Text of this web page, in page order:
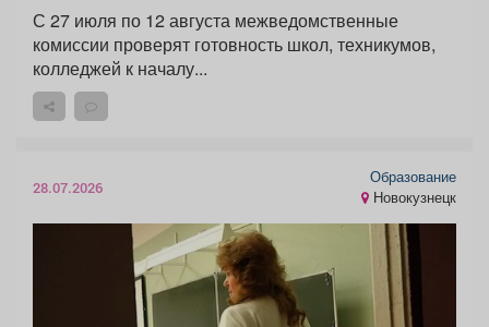
С 27 июля по 12 августа межведомственные
комиссии проверят готовность школ, техникумов,
колледжей к началу...
28.07.2026
Образование
Новокузнецк